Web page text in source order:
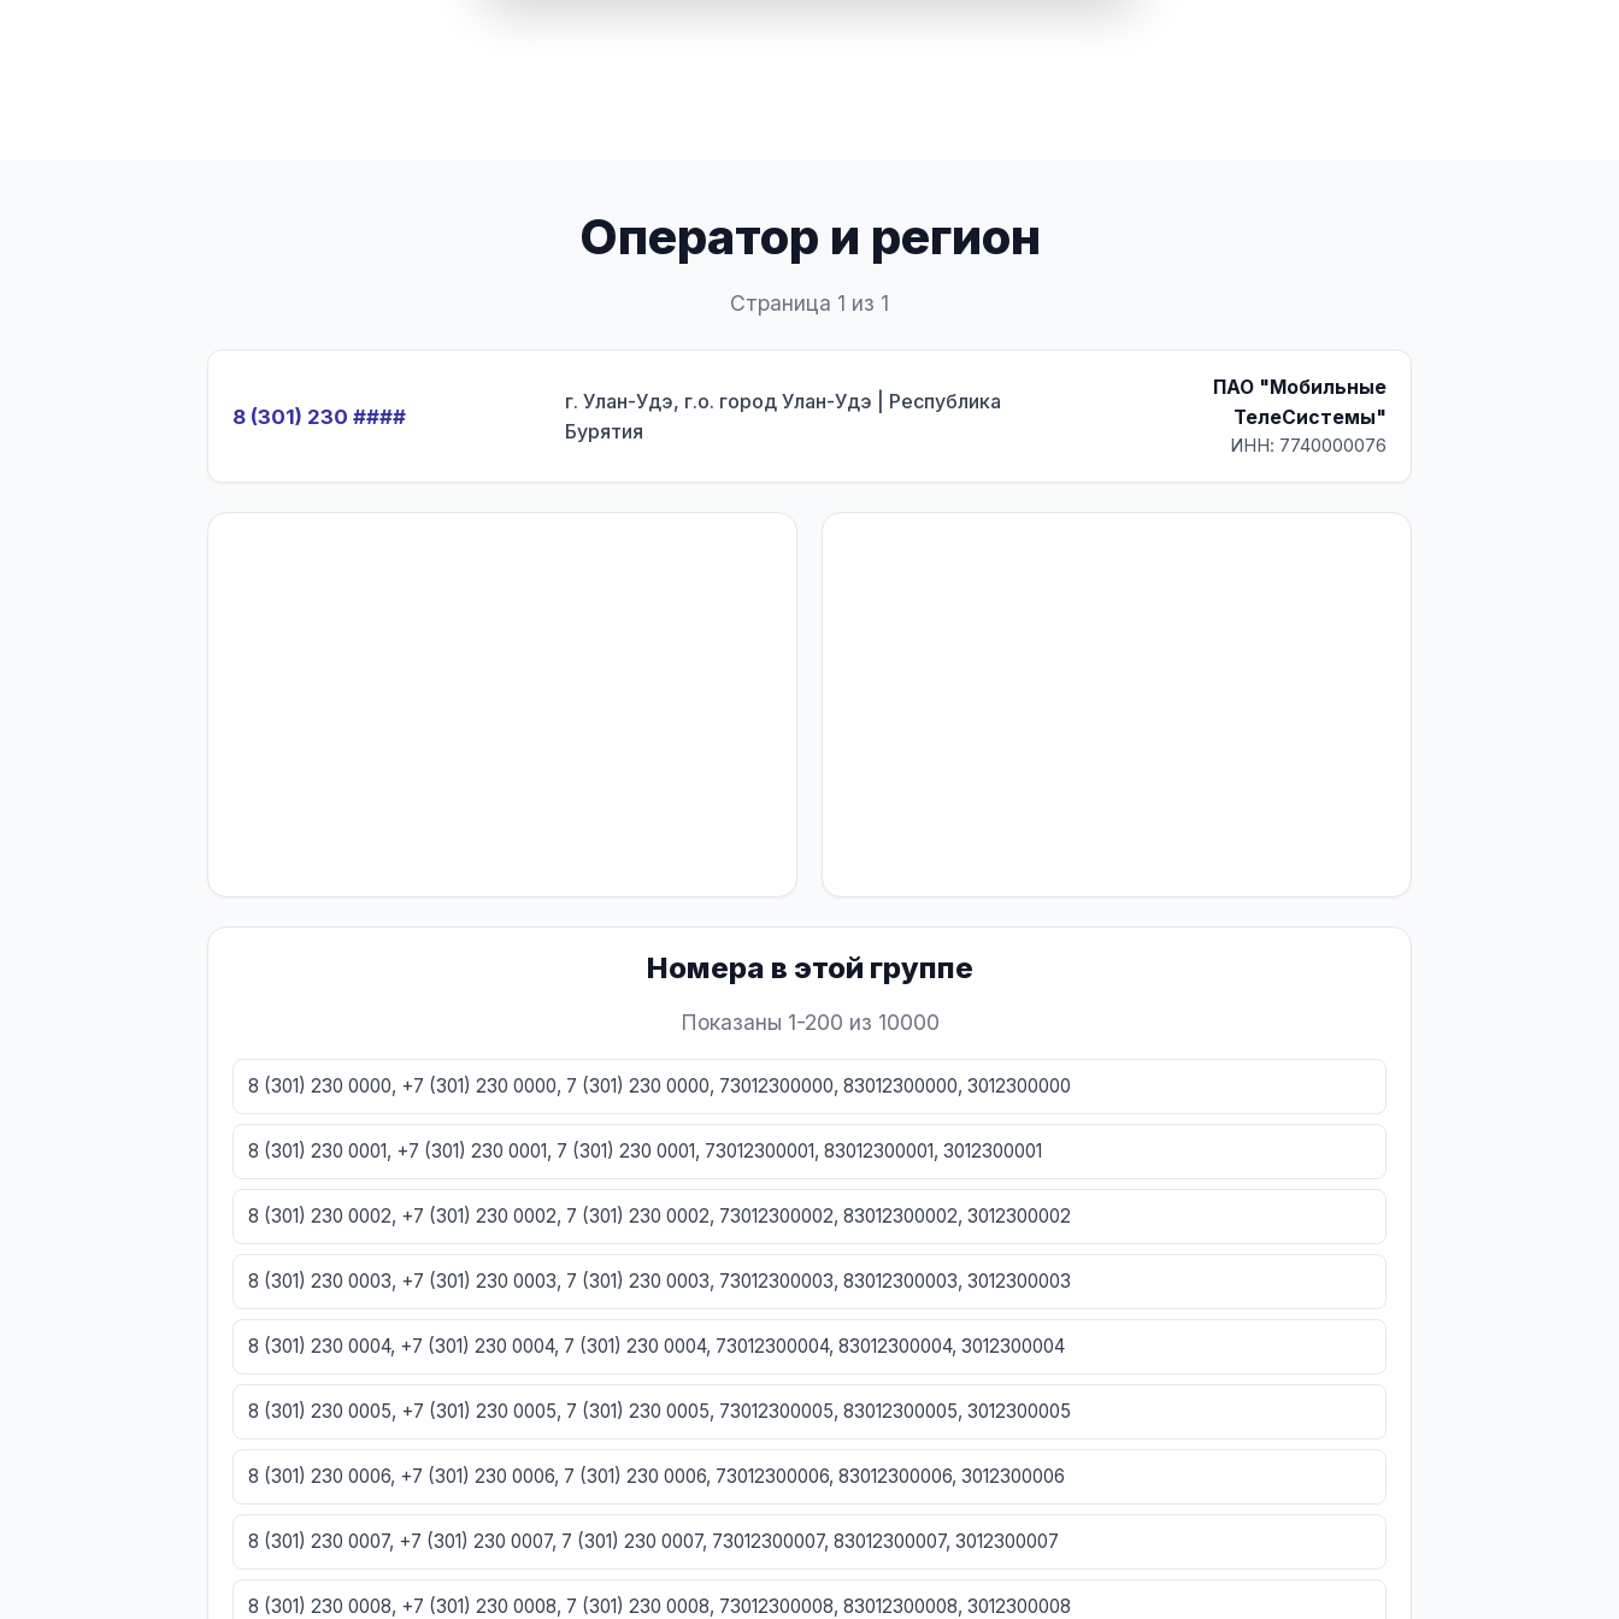
Оператор и регион
Страница 1 из 1
8 (301) 230 ####
г. Улан-Удэ, г.о. город Улан-Удэ | Республика
Бурятия
ПАО "Мобильные
ТелеСистемы"
ИНН: 7740000076
Номера в этой группе
Показаны 1-200 из 10000
8 (301) 230 0000, +7 (301) 230 0000, 7 (301) 230 0000, 73012300000, 83012300000, 3012300000
8 (301) 230 0001, +7 (301) 230 0001, 7 (301) 230 0001, 73012300001, 83012300001, 3012300001
8 (301) 230 0002, +7 (301) 230 0002, 7 (301) 230 0002, 73012300002, 83012300002, 3012300002
8 (301) 230 0003, +7 (301) 230 0003, 7 (301) 230 0003, 73012300003, 83012300003, 3012300003
8 (301) 230 0004, +7 (301) 230 0004, 7 (301) 230 0004, 73012300004, 83012300004, 3012300004
8 (301) 230 0005, +7 (301) 230 0005, 7 (301) 230 0005, 73012300005, 83012300005, 3012300005
8 (301) 230 0006, +7 (301) 230 0006, 7 (301) 230 0006, 73012300006, 83012300006, 3012300006
8 (301) 230 0007, +7 (301) 230 0007, 7 (301) 230 0007, 73012300007, 83012300007, 3012300007
8 (301) 230 0008, +7 (301) 230 0008, 7 (301) 230 0008, 73012300008, 83012300008, 3012300008